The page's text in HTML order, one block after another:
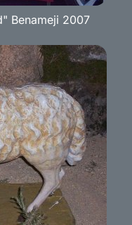
Benameji 2007